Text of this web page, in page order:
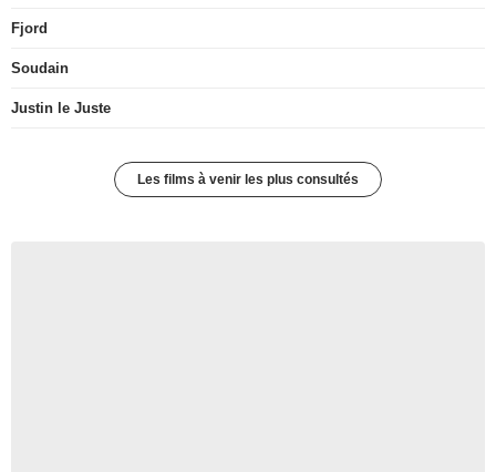
Fjord
Soudain
Justin le Juste
Les films à venir les plus consultés